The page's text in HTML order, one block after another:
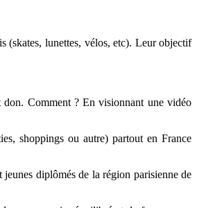
(skates, lunettes, vélos, etc). Leur objectif
don. Comment ? En visionnant une vidéo
shoppings ou autre) partout en France
jeunes diplômés de la région parisienne de